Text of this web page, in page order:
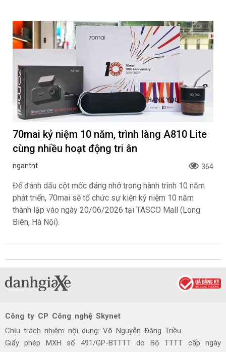
70mai kỷ niệm 10 năm, trình làng A810 Lite
cùng nhiều hoạt động tri ân
ngantnt 364
Để đánh dấu cột mốc đáng nhớ trong hành trình 10 năm
phát triển, 70mai sẽ tổ chức sự kiện kỷ niệm 10 năm
thành lập vào ngày 20/06/2026 tại TASCO Mall (Long
Biên, Hà Nội).
Công ty CP Công nghệ Skynet
Chịu trách nhiệm nội dung: Võ Nguyễn Đăng Triều.
Giấy phép MXH số 491/GP-BTTTT do Bộ TTTT cấp ngày